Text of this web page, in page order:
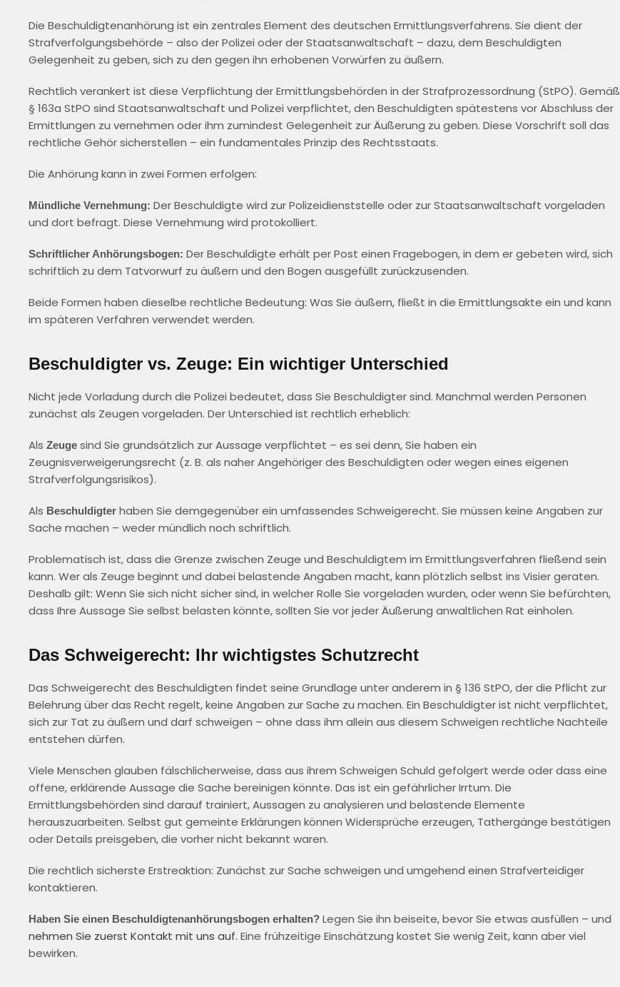
Die Beschuldigtenanhörung ist ein zentrales Element des deutschen Ermittlungsverfahrens. Sie dient der
Strafverfolgungsbehörde – also der Polizei oder der Staatsanwaltschaft – dazu, dem Beschuldigten
Gelegenheit zu geben, sich zu den gegen ihn erhobenen Vorwürfen zu äußern.
Rechtlich verankert ist diese Verpflichtung der Ermittlungsbehörden in der Strafprozessordnung (StPO). Gemäß
§ 163a StPO sind Staatsanwaltschaft und Polizei verpflichtet, den Beschuldigten spätestens vor Abschluss der
Ermittlungen zu vernehmen oder ihm zumindest Gelegenheit zur Äußerung zu geben. Diese Vorschrift soll das
rechtliche Gehör sicherstellen – ein fundamentales Prinzip des Rechtsstaats.
Die Anhörung kann in zwei Formen erfolgen:
Mündliche Vernehmung: Der Beschuldigte wird zur Polizeidienststelle oder zur Staatsanwaltschaft vorgeladen
und dort befragt. Diese Vernehmung wird protokolliert.
Schriftlicher Anhörungsbogen: Der Beschuldigte erhält per Post einen Fragebogen, in dem er gebeten wird, sich
schriftlich zu dem Tatvorwurf zu äußern und den Bogen ausgefüllt zurückzusenden.
Beide Formen haben dieselbe rechtliche Bedeutung: Was Sie äußern, fließt in die Ermittlungsakte ein und kann
im späteren Verfahren verwendet werden.
Beschuldigter vs. Zeuge: Ein wichtiger Unterschied
Nicht jede Vorladung durch die Polizei bedeutet, dass Sie Beschuldigter sind. Manchmal werden Personen
zunächst als Zeugen vorgeladen. Der Unterschied ist rechtlich erheblich:
Als Zeuge sind Sie grundsätzlich zur Aussage verpflichtet – es sei denn, Sie haben ein
Zeugnisverweigerungsrecht (z. B. als naher Angehöriger des Beschuldigten oder wegen eines eigenen
Strafverfolgungsrisikos).
Als Beschuldigter haben Sie demgegenüber ein umfassendes Schweigerecht. Sie müssen keine Angaben zur
Sache machen – weder mündlich noch schriftlich.
Problematisch ist, dass die Grenze zwischen Zeuge und Beschuldigtem im Ermittlungsverfahren fließend sein
kann. Wer als Zeuge beginnt und dabei belastende Angaben macht, kann plötzlich selbst ins Visier geraten.
Deshalb gilt: Wenn Sie sich nicht sicher sind, in welcher Rolle Sie vorgeladen wurden, oder wenn Sie befürchten,
dass Ihre Aussage Sie selbst belasten könnte, sollten Sie vor jeder Äußerung anwaltlichen Rat einholen.
Das Schweigerecht: Ihr wichtigstes Schutzrecht
Das Schweigerecht des Beschuldigten findet seine Grundlage unter anderem in § 136 StPO, der die Pflicht zur
Belehrung über das Recht regelt, keine Angaben zur Sache zu machen. Ein Beschuldigter ist nicht verpflichtet,
sich zur Tat zu äußern und darf schweigen – ohne dass ihm allein aus diesem Schweigen rechtliche Nachteile
entstehen dürfen.
Viele Menschen glauben fälschlicherweise, dass aus ihrem Schweigen Schuld gefolgert werde oder dass eine
offene, erklärende Aussage die Sache bereinigen könnte. Das ist ein gefährlicher Irrtum. Die
Ermittlungsbehörden sind darauf trainiert, Aussagen zu analysieren und belastende Elemente
herauszuarbeiten. Selbst gut gemeinte Erklärungen können Widersprüche erzeugen, Tathergänge bestätigen
oder Details preisgeben, die vorher nicht bekannt waren.
Die rechtlich sicherste Erstreaktion: Zunächst zur Sache schweigen und umgehend einen Strafverteidiger
kontaktieren.
Haben Sie einen Beschuldigtenanhörungsbogen erhalten? Legen Sie ihn beiseite, bevor Sie etwas ausfüllen – und
nehmen Sie zuerst Kontakt mit uns auf. Eine frühzeitige Einschätzung kostet Sie wenig Zeit, kann aber viel
bewirken.